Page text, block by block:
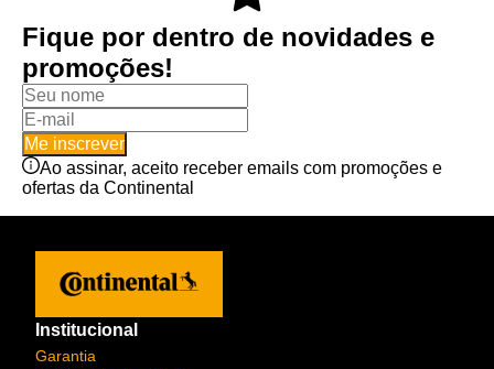
Fique por dentro de novidades e
promoções!
Me inscrever
Ao assinar, aceito receber emails com promoções e
ofertas da Continental
Institucional
Garantia